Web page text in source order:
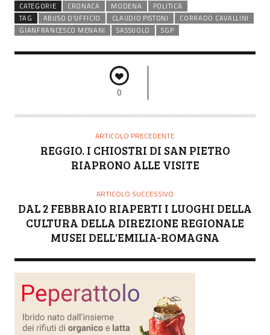
CATEGORIE CRONACA MODENA
POLITICA
TAG
ABUSO D’UFFICIO CLAUDIO PISTONI
CORRADO CAVALLINI
GIANFRANCESCO MENANI
SASSUOLO SGP
0
ARTICOLO PRECEDENTE
REGGIO. I CHIOSTRI DI SAN PIETRO
RIAPRONO ALLE VISITE
ARTICOLO SUCCESSIVO
DAL 2 FEBBRAIO RIAPERTI I LUOGHI DELLA
CULTURA DELLA DIREZIONE REGIONALE
MUSEI DELL'EMILIA-ROMAGNA